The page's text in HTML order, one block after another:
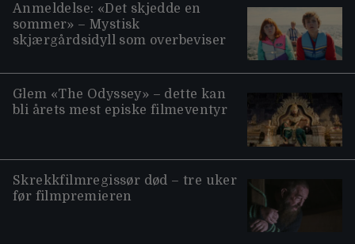
Anmeldelse: «Det skjedde en
sommer» – Mystisk
skjærgårdsidyll som overbeviser
Glem «The Odyssey» – dette kan
bli årets mest episke filmeventyr
Skrekkfilmregissør død – tre uker
før filmpremieren